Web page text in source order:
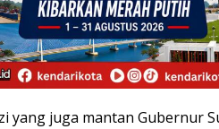
yang juga mantan Gubernur